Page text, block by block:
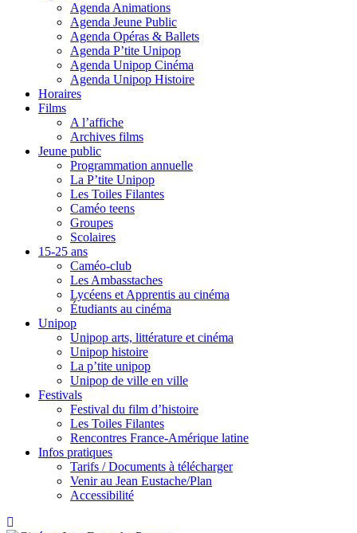
Agenda Animations
Agenda Jeune Public
Agenda Opéras & Ballets
Agenda P’tite Unipop
Agenda Unipop Cinéma
Agenda Unipop Histoire
Horaires
Films
A l’affiche
Archives films
Jeune public
Programmation annuelle
La P’tite Unipop
Les Toiles Filantes
Caméo teens
Groupes
Scolaires
15-25 ans
Caméo-club
Les Ambasstaches
Lycéens et Apprentis au cinéma
Étudiants au cinéma
Unipop
Unipop arts, littérature et cinéma
Unipop histoire
La p’tite unipop
Unipop de ville en ville
Festivals
Festival du film d’histoire
Les Toiles Filantes
Rencontres France-Amérique latine
Infos pratiques
Tarifs / Documents à télécharger
Venir au Jean Eustache/Plan
Accessibilité